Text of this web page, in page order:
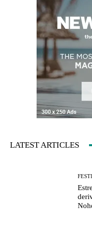
LATEST ARTICLES